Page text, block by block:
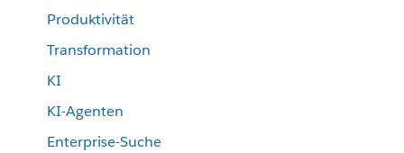
Produktivität
Transformation
KI
KI-Agenten
Enterprise-Suche